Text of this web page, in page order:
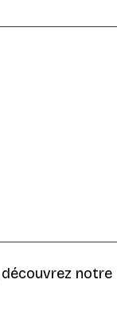
notre